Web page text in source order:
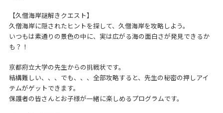
【久僧海岸謎解きクエスト】
久僧海岸に隠されたヒントを探して、久僧海岸を攻略しよう。
いつもは素通りの景色の中に、実は広がる海の面白さが発見できるか
も？！
京都府立大学の先生からの挑戦状です。
結構難しい、、、でも、、、全部攻略すると、先生の秘密の押しアイ
テムがゲットできます。
保護者の皆さんとお子様が一緒に楽しめるプログラムです。